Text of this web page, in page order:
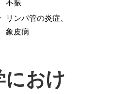
不振
リンパ管の炎症、
象皮病
におけ